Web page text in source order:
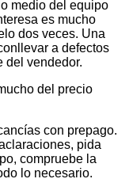
medio del equipo
es mucho
dos veces. Una
a defectos
del vendedor.
del precio
con prepago.
pida
compruebe la
lo necesario.